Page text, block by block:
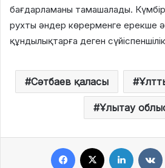
бағдарламаны тамашалады.
рухты әндер көрерменге ерекше
құндылықтарға деген
Сәтбаев қаласы
Ұлытау